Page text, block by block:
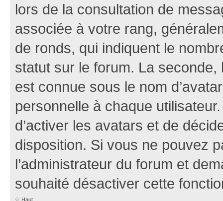
lors de la consultation de
associée à votre rang,
de ronds, qui indiquent le
statut sur le forum. La
est connue sous le nom
personnelle à chaque
d’activer les avatars et de
disposition. Si vous ne pouvez
l’administrateur du forum et
souhaité désactiver cette
Haut